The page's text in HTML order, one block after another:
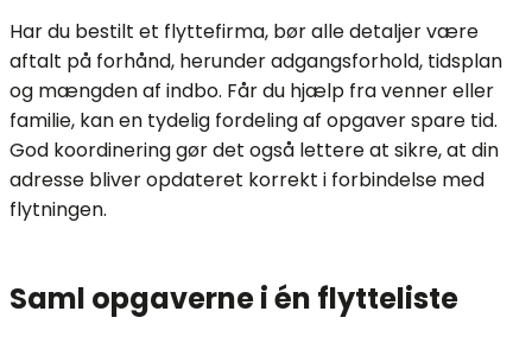
Har du bestilt et flyttefirma, bør alle detaljer være
aftalt på forhånd, herunder adgangsforhold, tidsplan
og mængden af indbo. Får du hjælp fra venner eller
familie, kan en tydelig fordeling af opgaver spare tid.
God koordinering gør det også lettere at sikre, at din
adresse bliver opdateret korrekt i forbindelse med
flytningen.
Saml opgaverne i én flytteliste